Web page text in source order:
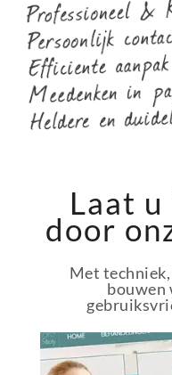
Laat
door
Met
bouwen